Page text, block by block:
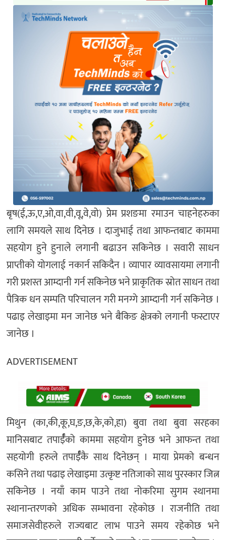
बृष(ई,ऊ,ए,ओ,वा,वी,वू,वे,वो) प्रेम प्रशङमा रमाउन चाहनेहरुका
लागि समयले साथ दिनेछ । दाजुभाई तथा आफन्तबाट काममा
सहयोग हुने हुनाले लगानी बढाउन सकिनेछ । सवारी साधन
प्राप्तीको योगलाई नकार्न सकिदैन । व्यापार व्यावसायमा लगानी
गरी प्रशस्त आम्दानी गर्न सकिनेछ भने प्राकृतिक स्रोत साधन तथा
पैत्रिक धन सम्पति परिचालन गरी मनग्गे आम्दानी गर्न सकिनेछ ।
पढाइ लेखाइमा मन जानेछ भने बैकिङ क्षेत्रको लगानी फस्टाएर
जानेछ ।
ADVERTISEMENT
मिथुन (का,की,कू,घ,ङ,छ,के,को,हा) बुवा तथा बुवा सरहका
मानिसबाट तपार्ईँको काममा सहयोग हुनेछ भने आफन्त तथा
सहयोगी हरुले तपार्ईँकै साथ दिनेछन् । माया प्रेमको बन्धन
कसिने तथा पढाइ लेखाइमा उत्कृष्ट नतिजाको साथ पुरस्कार जित्न
सकिनेछ । नयाँ काम पाउने तथा नोकरिमा सुगम स्थानमा
स्थानान्तरणको अधिक सम्भावना रहेकोछ । राजनीति तथा
समाजसेवीहरुले राज्यबाट लाभ पाउने समय रहेकोछ भने